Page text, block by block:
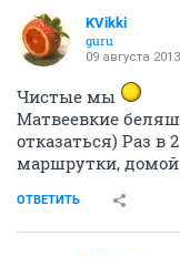
KVikki
guru
09 августа 2013
Чистые мы
Матвеевкие
отказаться) Раз
маршрутки,
ОТВЕТИТЬ